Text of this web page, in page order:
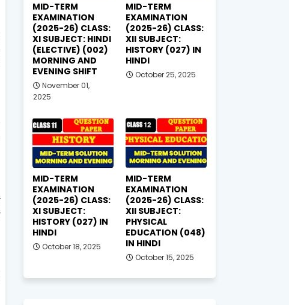
MID-TERM
EXAMINATION
(2025-26) CLASS:
XI SUBJECT: HINDI
(ELECTIVE) (002)
MORNING AND
EVENING SHIFT
November 01,
2025
MID-TERM
EXAMINATION
(2025-26) CLASS:
XII SUBJECT:
HISTORY (027) IN
HINDI
October 25, 2025
MID-TERM
EXAMINATION
(2025-26) CLASS:
XI SUBJECT:
HISTORY (027) IN
HINDI
October 18, 2025
MID-TERM
EXAMINATION
(2025-26) CLASS:
XII SUBJECT:
PHYSICAL
EDUCATION (048)
IN HINDI
October 15, 2025